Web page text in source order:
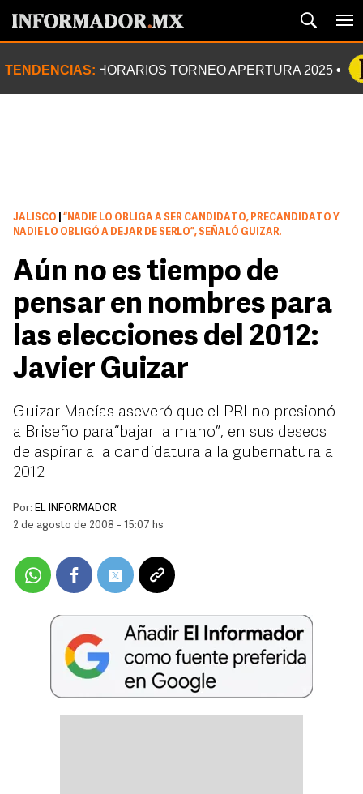
TENDENCIAS: HORARIOS TORNEO APERTURA 2025
JALISCO
“NADIE LO OBLIGA A SER CANDIDATO, PRECANDIDATO Y
NADIE LO OBLIGÓ A DEJAR DE SERLO”, SEÑALÓ GUIZAR.
Aún no es tiempo de
pensar en nombres para
las elecciones del 2012:
Javier Guizar
Guizar Macías aseveró que el PRI no presionó
a Briseño para “bajar la mano”, en sus deseos
de aspirar a la candidatura a la gubernatura al
2012
Por: EL INFORMADOR
2 de agosto de 2008 - 15:07 hs